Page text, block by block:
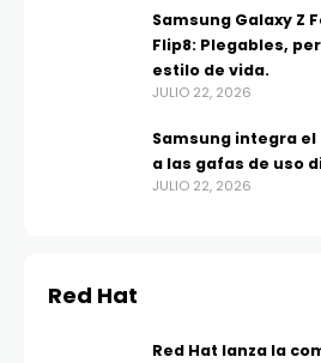
Samsung Galaxy Z
Flip8: Plegables,
estilo de vida.
JULIO 22, 2026
Samsung integra
a las gafas de uso
JULIO 22, 2026
Red Hat
Red Hat lanza la